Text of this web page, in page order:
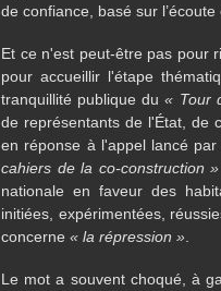
de confiance, basé sur l’écoute
Et ce n'est peut-être pas pour
pour accueillir l'étape
tranquillité publique du« Tour
de représentants de l'État, de
en réponse à l'appel lancé
cahiers de la co-construction »
nationale en faveur des
initiées, expérimentées,
concerne « la répression »
Le mot a souvent choqué, à